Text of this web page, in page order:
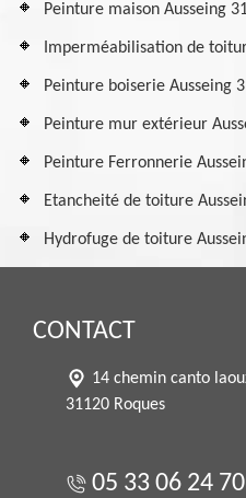
Peinture maison Ausseing
Imperméabilisation de
Peinture boiserie Ausseing
Peinture mur extérieur
Peinture Ferronnerie
Etancheité de toiture
Hydrofuge de toiture
CONTACT
14 chemin canto
31120 Roques
05 33 06 24 70